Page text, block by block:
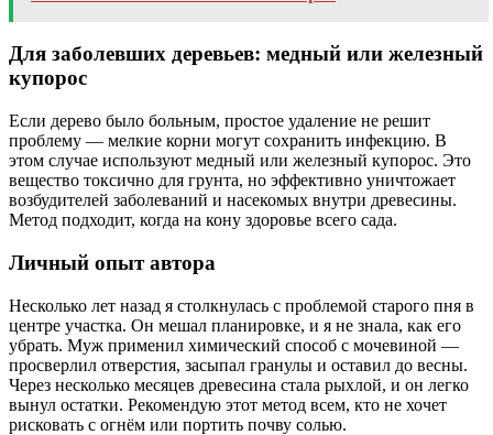
Для заболевших деревьев: медный или железный
купорос
Если дерево было больным, простое удаление не решит
проблему — мелкие корни могут сохранить инфекцию. В
этом случае используют медный или железный купорос. Это
вещество токсично для грунта, но эффективно уничтожает
возбудителей заболеваний и насекомых внутри древесины.
Метод подходит, когда на кону здоровье всего сада.
Личный опыт автора
Несколько лет назад я столкнулась с проблемой старого пня в
центре участка. Он мешал планировке, и я не знала, как его
убрать. Муж применил химический способ с мочевиной —
просверлил отверстия, засыпал гранулы и оставил до весны.
Через несколько месяцев древесина стала рыхлой, и он легко
вынул остатки. Рекомендую этот метод всем, кто не хочет
рисковать с огнём или портить почву солью.